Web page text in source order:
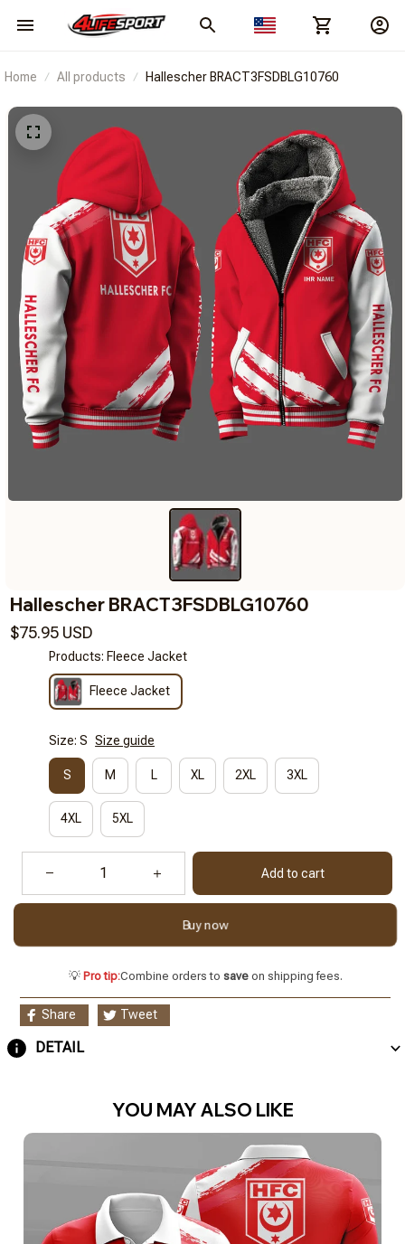
Home All products Hallescher BRACT3FSDBLG10760
Hallescher BRACT3FSDBLG10760
$75.95 USD
Products: Fleece Jacket
Fleece Jacket
Size: S Size guide
S M L XL 2XL 3XL
4XL 5XL
Add to cart
Buy now
💡 Pro tip:Combine orders to saveon shipping fees.
Share Tweet
DETAIL
YOU MAY ALSO LIKE